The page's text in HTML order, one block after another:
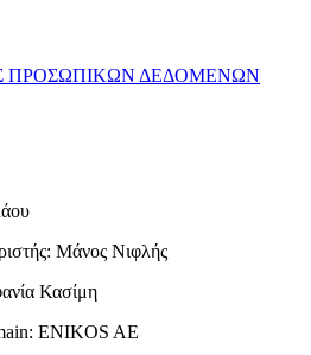
ΠΡΟΣΩΠΙΚΩΝ ΔΕΔΟΜΕΝΩΝ
Μάνος Νιφλής
Κασίμη
ENIKOS AE